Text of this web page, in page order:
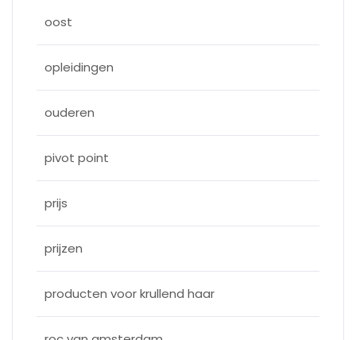
oost
opleidingen
ouderen
pivot point
prijs
prijzen
producten voor krullend haar